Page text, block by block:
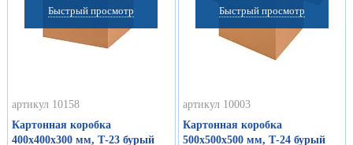
Быстрый просмотр
артикул 10158
Картонная коробка
400х400х300 мм, Т-23 бурый
Быстрый просмотр
артикул 10003
Картонная коробка
500х500х500 мм, Т-24 бурый